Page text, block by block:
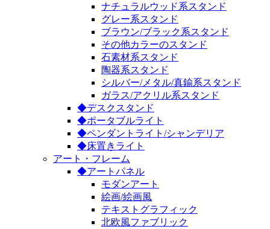
ナチュラルウッド系スタンド
グレー系スタンド
ブラウン/ブラック系スタンド
その他カラーのスタンド
石素材系スタンド
陶器系スタンド
シルバー/メタル/真鍮系スタンド
ガラス/アクリル系スタンド
◆デスクスタンド
◆ポータブルライト
◆ペンダントライト/シャンデリア
◆床置きライト
アート・フレーム
◆アートパネル
モダンアート
絵画/絵画風
テキストグラフィック
北欧風ファブリック